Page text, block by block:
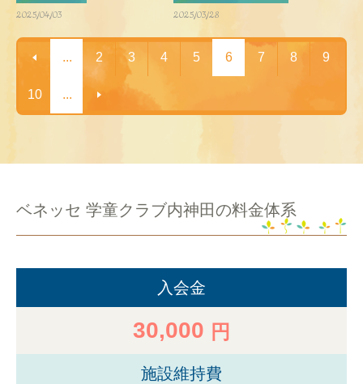
2025/04/03 2025/03/28
... 2 3 4 5 6 7 8 9
10 ...
ベネッセ 学童クラブ内神田の料金体系
入会金
30,000 円
施設維持費